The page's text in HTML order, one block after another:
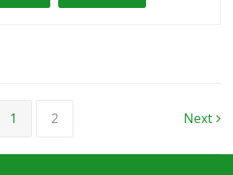
1 2 Next